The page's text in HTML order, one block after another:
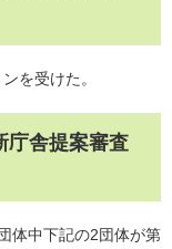
を受けた。
舎提案審査
体中下記の2団体が第